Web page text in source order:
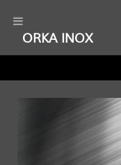
ORKA INOX